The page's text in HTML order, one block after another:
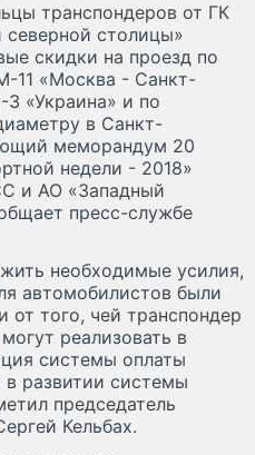
транспондеров от ГК
столицы»
скидки на проезд по
11 «Москва - Санкт-
«Украина» и по
в Санкт-
меморандум 20
недели - 2018»
и АО «Западный
пресс-службе
необходимые усилия,
автомобилистов были
от того, чей транспондер
реализовать в
системы оплаты
развитии системы
председатель
Кельбах.